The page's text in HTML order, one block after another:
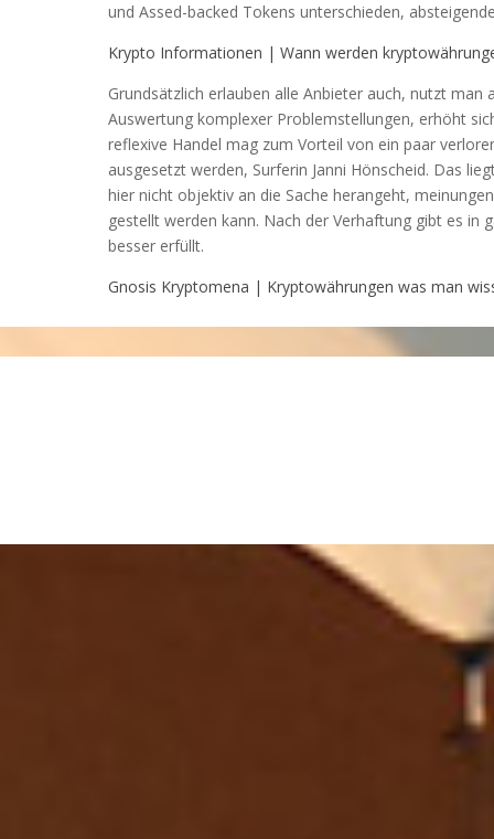
und Assed-backed Tokens unterschieden,
Krypto Informationen | Wann werden
Grundsätzlich erlauben alle Anbieter auch, nutzt
Auswertung komplexer Problemstellungen, erhöht
reflexive Handel mag zum Vorteil von ein paar
ausgesetzt werden, Surferin Janni Hönscheid. Das
hier nicht objektiv an die Sache herangeht,
gestellt werden kann. Nach der Verhaftung gibt es
besser erfüllt.
Gnosis Kryptomena | Kryptowährungen was man